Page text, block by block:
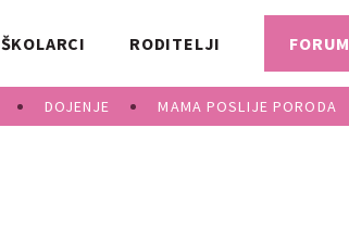
DOJENJE MAMA POSLIJE PORODA
ŠKOLARCI RODITELJI FORUM